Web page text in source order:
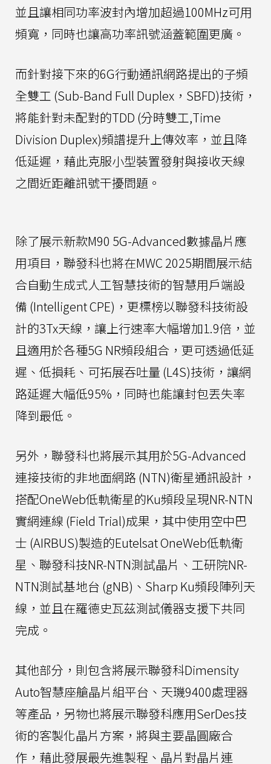
並且讓相同功率波封內增加超過100MHz可用
頻寬，同時也讓高功率訊號涵蓋範圍更廣。
而針對接下來的6G行動通訊網路提出的子頻
全雙工 (Sub-Band Full Duplex，SBFD)技術，
將能針對未配對的TDD (分時雙工,Time
Division Duplex)頻譜提升上傳效率，並且降
低延遲，藉此克服小型裝置發射與接收天線
之間近距離訊號干擾問題。
除了展示新款M90 5G-Advanced數據晶片應
用項目，聯發科也將在MWC 2025期間展示結
合自動生成式人工智慧技術的智慧用戶端設
備 (Intelligent CPE)，更標榜以聯發科技術設
計的3Tx天線，讓上行速率大幅增加1.9倍，並
且適用於各種5G NR頻段組合，更可透過低延
遲、低損耗、可拓展吞吐量 (L4S)技術，讓網
路延遲大幅低95%，同時也能讓封包丟失率
降到最低。
另外，聯發科也將展示其用於5G-Advanced
連接技術的非地面網路 (NTN)衛星通訊設計，
搭配OneWeb低軌衛星的Ku頻段呈現NR-NTN
實網連線 (Field Trial)成果，其中使用空中巴
士 (AIRBUS)製造的Eutelsat OneWeb低軌衛
星、聯發科技NR-NTN測試晶片、工研院NR-
NTN測試基地台 (gNB)、Sharp Ku頻段陣列天
線，並且在羅德史瓦茲測試儀器支援下共同
完成。
其他部分，則包含將展示聯發科Dimensity
Auto智慧座艙晶片組平台、天璣9400處理器
等產品，另物也將展示聯發科應用SerDes技
術的客製化晶片方案，將與主要晶圓廠合
作，藉此發展最先進製程、晶片對晶片連